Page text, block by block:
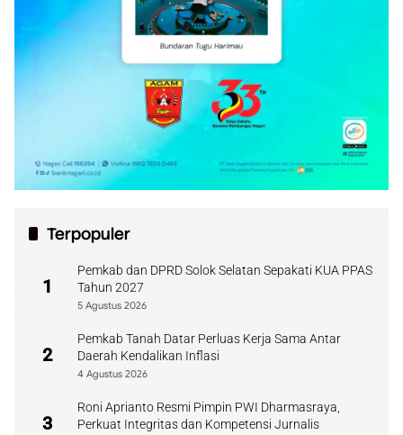
Terpopuler
1
Pemkab dan DPRD Solok Selatan Sepakati KUA PPAS
Tahun 2027
5 Agustus 2026
2
Pemkab Tanah Datar Perluas Kerja Sama Antar
Daerah Kendalikan Inflasi
4 Agustus 2026
3
Roni Aprianto Resmi Pimpin PWI Dharmasraya,
Perkuat Integritas dan Kompetensi Jurnalis